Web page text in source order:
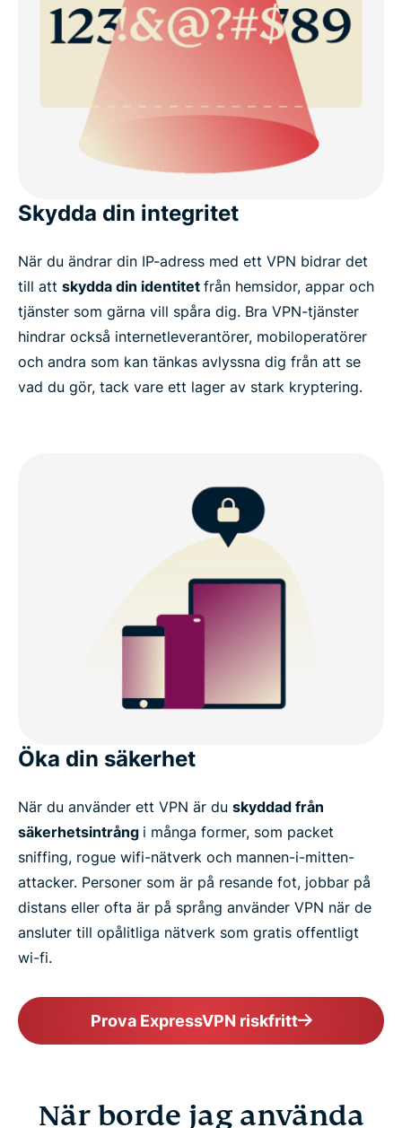
Skydda din integritet
När du ändrar din IP-adress med ett VPN bidrar det
till att skydda din identitet från hemsidor, appar och
tjänster som gärna vill spåra dig. Bra VPN-tjänster
hindrar också internetleverantörer, mobiloperatörer
och andra som kan tänkas avlyssna dig från att se
vad du gör, tack vare ett lager av stark kryptering.
Öka din säkerhet
När du använder ett VPN är du skyddad från
säkerhetsintrång i många former, som packet
sniffing, rogue wifi-nätverk och mannen-i-mitten-
attacker. Personer som är på resande fot, jobbar på
distans eller ofta är på språng använder VPN när de
ansluter till opålitliga nätverk som gratis offentligt
wi-fi.
Prova ExpressVPN riskfritt
När borde jag använda